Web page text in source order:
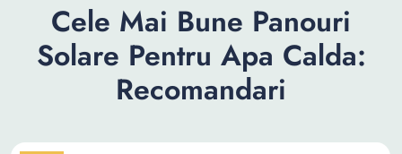
Cele Mai Bune Panouri
Solare Pentru Apa Calda:
Recomandari